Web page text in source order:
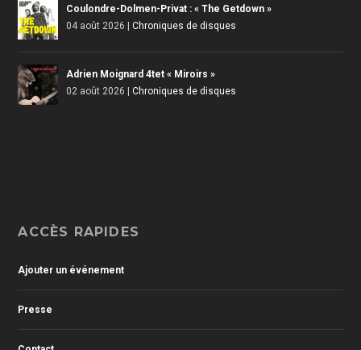
Coulondre-Dolmen-Privat : « The Getdown »
04 août 2026
|Chroniques de disques
Adrien Moignard 4tet « Miroirs »
02 août 2026
|Chroniques de disques
ACCÈS RAPIDES
Ajouter un événement
Presse